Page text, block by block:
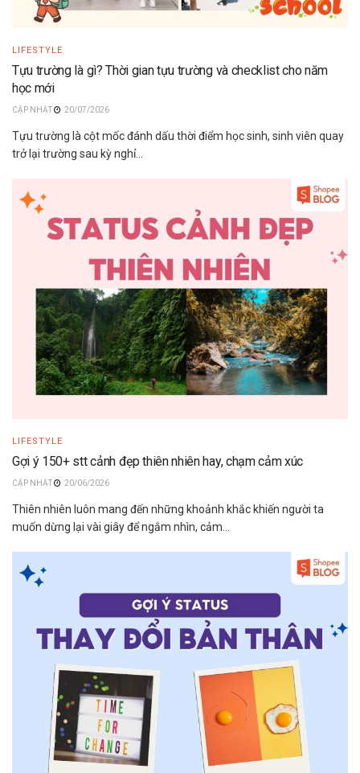
LIFESTYLE
Tựu trường là gì? Thời gian tựu trường và checklist cho năm
học mới
20/07/2026
Tựu trường là cột mốc đánh dấu thời điểm học sinh, sinh viên quay
trở lại trường sau kỳ nghỉ...
LIFESTYLE
Gợi ý 150+ stt cảnh đẹp thiên nhiên hay, chạm cảm xúc
20/06/2026
Thiên nhiên luôn mang đến những khoảnh khắc khiến người ta
muốn dừng lại vài giây để ngắm nhìn, cảm...